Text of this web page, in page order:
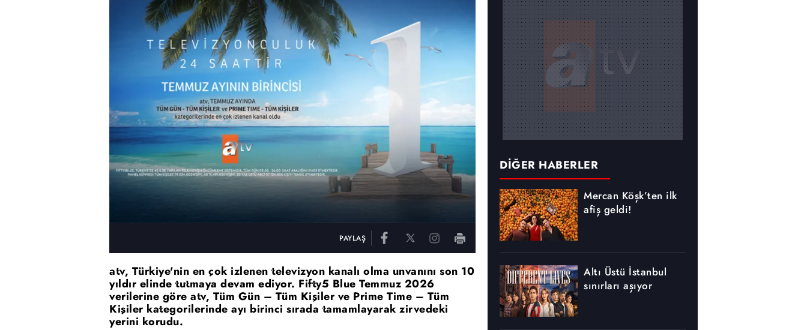
PAYLAŞ
atv, Türkiye'nin en çok izlenen televizyon kanalı olma unvanını son 10
yıldır elinde tutmaya devam ediyor. Fifty5 Blue Temmuz 2026
verilerine göre atv, Tüm Gün – Tüm Kişiler ve Prime Time – Tüm
Kişiler kategorilerinde ayı birinci sırada tamamlayarak zirvedeki
yerini korudu.
DİĞER HABERLER
Mercan Köşk’ten ilk
afiş geldi!
Altı Üstü İstanbul
sınırları aşıyor